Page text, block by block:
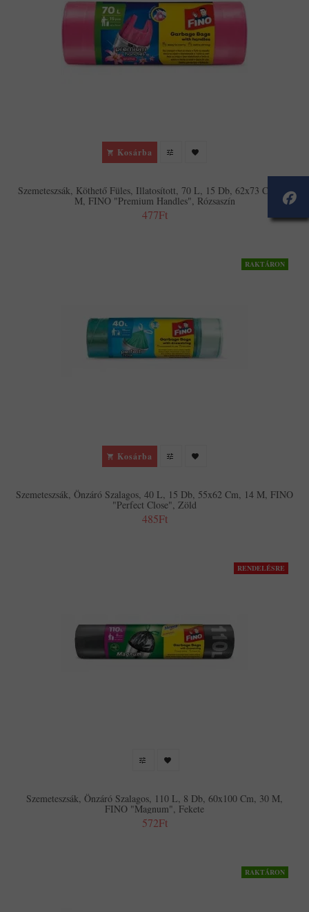
Kosárba
Szemeteszsák, Köthető Füles, Illatosított, 70 L, 15 Db, 62x73 Cm, 16
Μ, FINO "Premium Handles", Rózsaszín
477Ft
RAKTÁRON
Kosárba
Szemeteszsák, Önzáró Szalagos, 40 L, 15 Db, 55x62 Cm, 14 Μ, FINO
"Perfect Close", Zöld
485Ft
RENDELÉSRE
Szemeteszsák, Önzáró Szalagos, 110 L, 8 Db, 60x100 Cm, 30 Μ,
FINO "Magnum", Fekete
572Ft
RAKTÁRON